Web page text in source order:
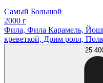
Самый Большой
2000 г
Фила, Фила Карамель,
креветкой, Дрим ролл,
25